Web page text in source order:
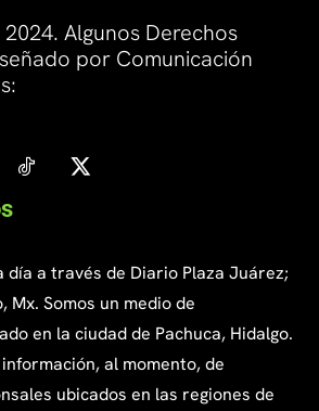
Algunos Derechos
por Comunicación
día a través de Diario Plaza Juárez;
Mx. Somos un medio de
en la ciudad de Pachuca, Hidalgo.
al momento, de
ubicados en las regiones de